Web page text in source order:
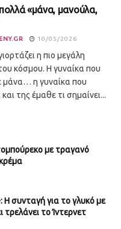
«μάνα, μανούλα,
10/05/2026
η πιο μεγάλη
κόσμου. Η γυναίκα που
μάνα… η γυναίκα που
της έμαθε τι σημαίνει...
με τραγανό
συνταγή για το γλυκό με
τρελάνει το Ίντερνετ